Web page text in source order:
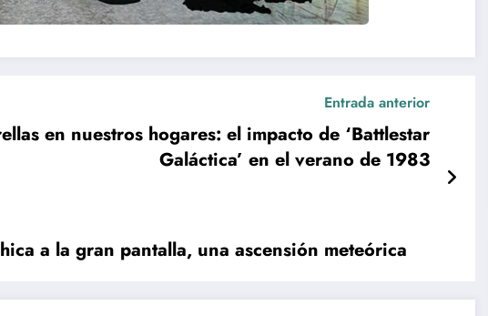
Entrada anterior
en nuestros hogares: el impacto de ‘Battlestar
Galáctica’ en el verano de 1983
a la gran pantalla, una ascensión meteórica